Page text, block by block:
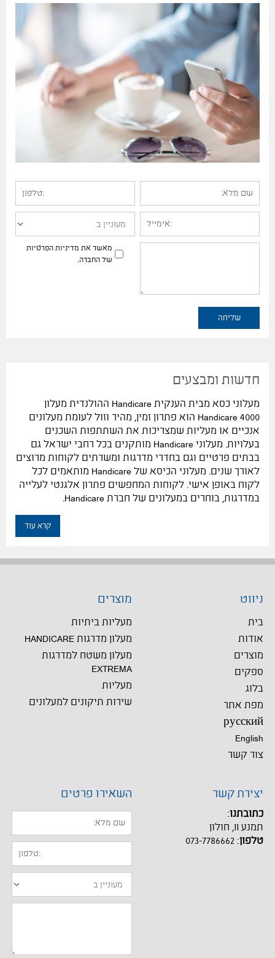
מאשר את מדיניות הפרטיות
של החברה.
חדשות ומבצעים
מעלוני כסא מבית הענקית Handicare ההולנדית מעלון
Handicare 4000 הוא פתרון זמין, מהיר וזול לעומת מעלונים
אנכיים או מעליות שמצריכות את השתתפות השכנים
בעלויות. מעלוני Handicare מותקנים בכל רחבי ישראל גם
בבתים פרטיים וגם בחדרי מדרגות ומשרתים לקוחות מרוצים
לאורך שנים. מעלוני הכיסא של Handicare מותאמים לכל
לקוח באופן אישי. לקוחות המחפשים פתרון אלגנטי לעלייה
במדרגות, בוחרים במעלונים של חברת Handicare.
קרא עוד
ניווט
בית
אודות
מוצרים
ספקים
בלוג
מפת אתר
русский
English
צור קשר
מוצרים
מעליות ביתיות
מעלון מדרגות HANDICARE
מעלון משטח למדרגות
EXTREMA
מעליות
שירות תיקונים למעלונים
יצירת קשר
כתובתנו:
תמנע 11, חולון
טלפון:
073-7786662
השאירו פרטים